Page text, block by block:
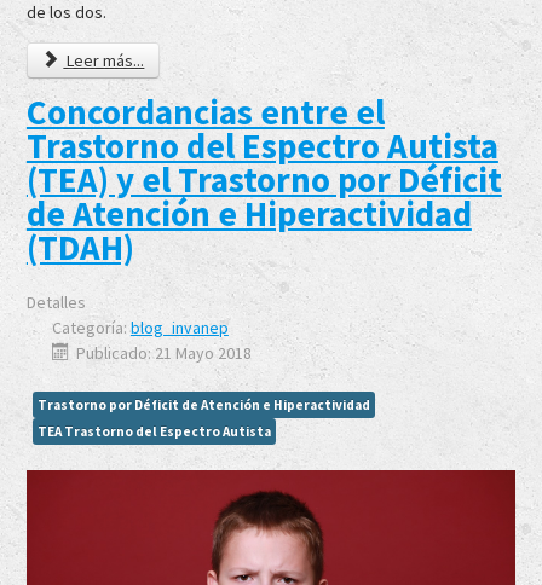
de los dos.
Leer más...
Concordancias entre el
Trastorno del Espectro Autista
(TEA) y el Trastorno por Déficit
de Atención e Hiperactividad
(TDAH)
Detalles
Categoría:blog_invanep
Publicado: 21 Mayo 2018
Trastorno por Déficit de Atención e Hiperactividad
TEA Trastorno del Espectro Autista